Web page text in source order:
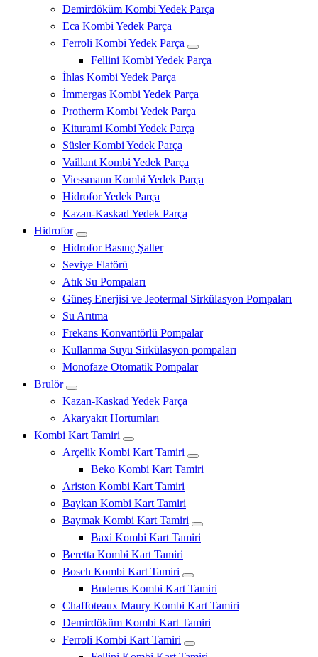
Demirdöküm Kombi Yedek Parça
Eca Kombi Yedek Parça
Ferroli Kombi Yedek Parça
Fellini Kombi Yedek Parça
İhlas Kombi Yedek Parça
İmmergas Kombi Yedek Parça
Protherm Kombi Yedek Parça
Kiturami Kombi Yedek Parça
Süsler Kombi Yedek Parça
Vaillant Kombi Yedek Parça
Viessmann Kombi Yedek Parça
Hidrofor Yedek Parça
Kazan-Kaskad Yedek Parça
Hidrofor
Hidrofor Basınç Şalter
Seviye Flatörü
Atık Su Pompaları
Güneş Enerjisi ve Jeotermal Sirkülasyon Pompaları
Su Arıtma
Frekans Konvantörlü Pompalar
Kullanma Suyu Sirkülasyon pompaları
Monofaze Otomatik Pompalar
Brulör
Kazan-Kaskad Yedek Parça
Akaryakıt Hortumları
Kombi Kart Tamiri
Arçelik Kombi Kart Tamiri
Beko Kombi Kart Tamiri
Ariston Kombi Kart Tamiri
Baykan Kombi Kart Tamiri
Baymak Kombi Kart Tamiri
Baxi Kombi Kart Tamiri
Beretta Kombi Kart Tamiri
Bosch Kombi Kart Tamiri
Buderus Kombi Kart Tamiri
Chaffoteaux Maury Kombi Kart Tamiri
Demirdöküm Kombi Kart Tamiri
Ferroli Kombi Kart Tamiri